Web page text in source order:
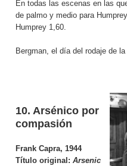
En todas las escenas en las
de palmo y medio para
Humprey 1,60.
Bergman, el día del rodaje de
10. Arsénico por
compasión
Frank Capra, 1944
Título original: Arsenic